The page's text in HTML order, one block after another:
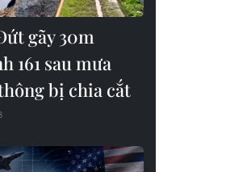
gãy 30m
161 sau mưa
bị chia cắt